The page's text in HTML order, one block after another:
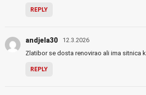
REPLY
andjela30 12.3.2026
Zlatibor se dosta renovirao ali ima sitnica
REPLY